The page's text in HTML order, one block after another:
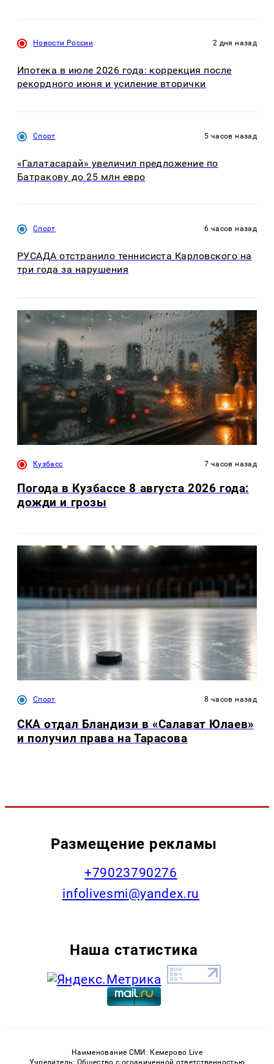
Новости России 2 дня назад
Ипотека в июле 2026 года: коррекция после
рекордного июня и усиление вторички
Спорт 5 часов назад
«Галатасарай» увеличил предложение по
Батракову до 25 млн евро
Спорт 6 часов назад
РУСАДА отстранило теннисиста Карловского на
три года за нарушения
Кузбасс 7 часов назад
Погода в Кузбассе 8 августа 2026 года:
дожди и грозы
Спорт 8 часов назад
СКА отдал Бландизи в «Салават Юлаев»
и получил права на Тарасова
Размещение рекламы
+79023790276
infolivesmi@yandex.ru
Наша статистика
Наименование СМИ: Кемерово Live
Учредитель: Общество с ограниченной ответственностью